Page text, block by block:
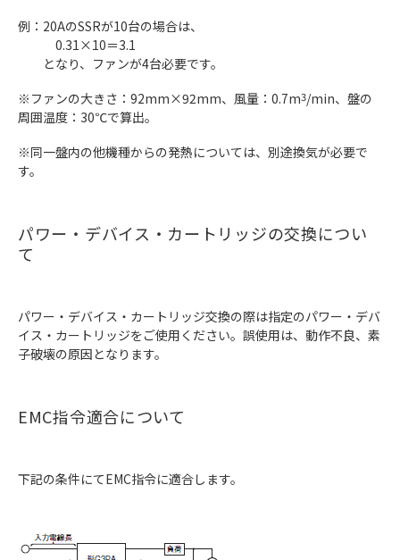
例：20AのSSRが10台の場合は、
0.31×10＝3.1
となり、ファンが4台必要です。
※ファンの大きさ：92mm×92mm、風量：0.7m3/min、盤の
周囲温度：30℃で算出。
※同一盤内の他機種からの発熱については、別途換気が必要で
す。
パワー・デバイス・カートリッジの交換につい
て
パワー・デバイス・カートリッジ交換の際は指定のパワー・デバ
イス・カートリッジをご使用ください。誤使用は、動作不良、素
子破壊の原因となります。
EMC指令適合について
下記の条件にてEMC指令に適合します。